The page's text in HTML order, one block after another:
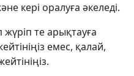
кері оралуға әкеледі.
те арықтауға
емес, қалай,